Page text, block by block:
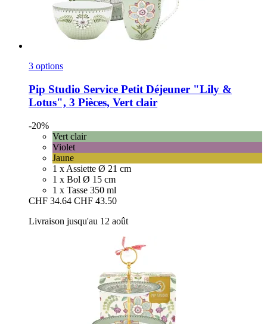
3 options
Pip Studio Service Petit Déjeuner "Lily &
Lotus", 3 Pièces, Vert clair
-20%
Vert clair
Violet
Jaune
1 x Assiette Ø 21 cm
1 x Bol Ø 15 cm
1 x Tasse 350 ml
CHF 34.64 CHF 43.50
Livraison jusqu'au 12 août